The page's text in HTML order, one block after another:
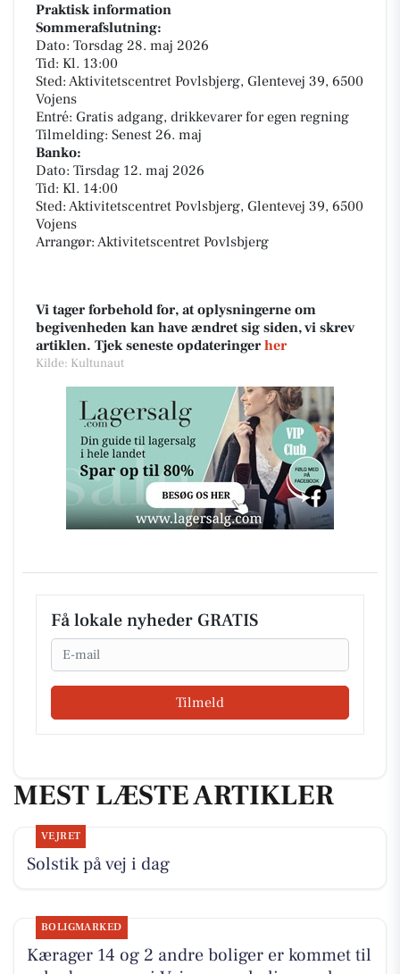
Praktisk information
Sommerafslutning:
Dato: Torsdag 28. maj 2026
Tid: Kl. 13:00
Sted: Aktivitetscentret Povlsbjerg, Glentevej 39, 6500
Vojens
Entré: Gratis adgang, drikkevarer for egen regning
Tilmelding: Senest 26. maj
Banko:
Dato: Tirsdag 12. maj 2026
Tid: Kl. 14:00
Sted: Aktivitetscentret Povlsbjerg, Glentevej 39, 6500
Vojens
Arrangør: Aktivitetscentret Povlsbjerg
Vi tager forbehold for, at oplysningerne om
begivenheden kan have ændret sig siden, vi skrev
artiklen. Tjek seneste opdateringer her
Kilde: Kultunaut
Få lokale nyheder GRATIS
Email
Tilmeld
MEST LÆSTE ARTIKLER
VEJRET
Solstik på vej i dag
BOLIGMARKED
Kærager 14 og 2 andre boliger er kommet til